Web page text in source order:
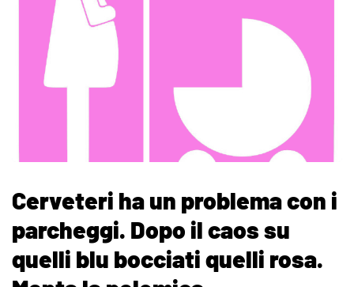
Cerveteri ha un problema con i
parcheggi. Dopo il caos su
quelli blu bocciati quelli rosa.